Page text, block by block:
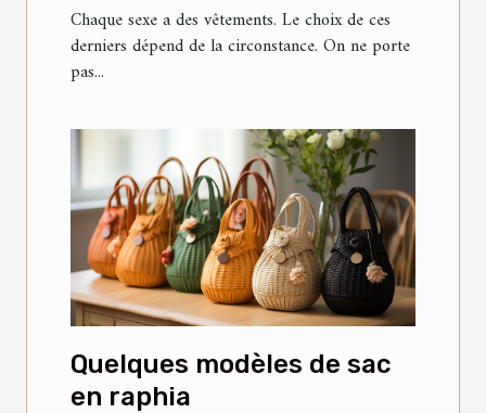
Chaque sexe a des vêtements. Le choix de ces
derniers dépend de la circonstance. On ne porte
pas...
Quelques modèles de sac
en raphia